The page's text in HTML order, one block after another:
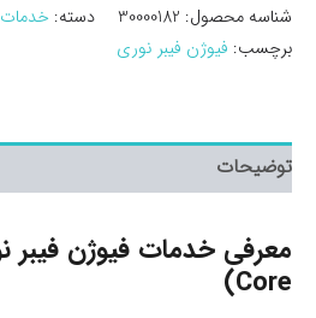
شناسه محصول: 30000182 دسته: خدمات
برچسب: فیوژن فیبر نوری
توضیحات
Core)